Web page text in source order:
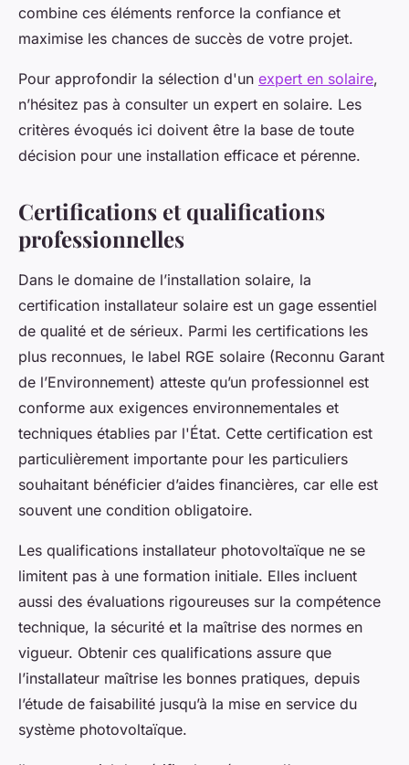
combine ces éléments renforce la confiance et
maximise les chances de succès de votre projet.
Pour approfondir la sélection d'un expert en solaire,
n’hésitez pas à consulter un expert en solaire. Les
critères évoqués ici doivent être la base de toute
décision pour une installation efficace et pérenne.
Certifications et qualifications
professionnelles
Dans le domaine de l’installation solaire, la
certification installateur solaire est un gage essentiel
de qualité et de sérieux. Parmi les certifications les
plus reconnues, le label RGE solaire (Reconnu Garant
de l’Environnement) atteste qu’un professionnel est
conforme aux exigences environnementales et
techniques établies par l'État. Cette certification est
particulièrement importante pour les particuliers
souhaitant bénéficier d’aides financières, car elle est
souvent une condition obligatoire.
Les qualifications installateur photovoltaïque ne se
limitent pas à une formation initiale. Elles incluent
aussi des évaluations rigoureuses sur la compétence
technique, la sécurité et la maîtrise des normes en
vigueur. Obtenir ces qualifications assure que
l’installateur maîtrise les bonnes pratiques, depuis
l’étude de faisabilité jusqu’à la mise en service du
système photovoltaïque.